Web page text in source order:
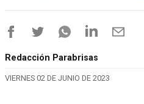
Redacción Parabrisas
VIERNES 02 DE JUNIO DE 2023